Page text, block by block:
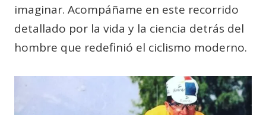
imaginar. Acompáñame en este recorrido
detallado por la vida y la ciencia detrás del
hombre que redefinió el ciclismo moderno.